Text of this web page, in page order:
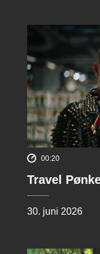
00:20
Travel
30. juni 2026